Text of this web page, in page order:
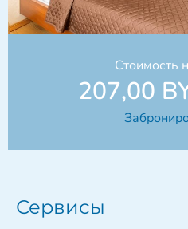
Стоимость
207,00
Сервисы